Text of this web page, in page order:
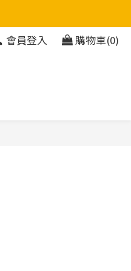
會員登入 購物車(0)